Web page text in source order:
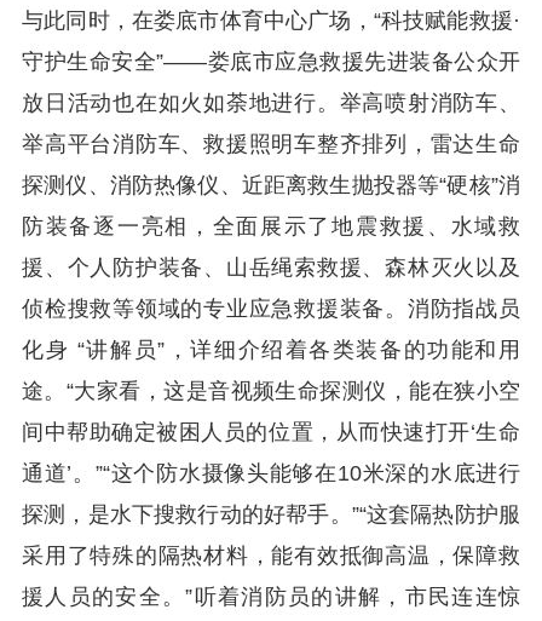
与此同时，在娄底市体育中心广场，“科技赋能救援·
守护生命安全”——娄底市应急救援先进装备公众开
放日活动也在如火如荼地进行。举高喷射消防车、
举高平台消防车、救援照明车整齐排列，雷达生命
探测仪、消防热像仪、近距离救生抛投器等“硬核”消
防装备逐一亮相，全面展示了地震救援、水域救
援、个人防护装备、山岳绳索救援、森林灭火以及
侦检搜救等领域的专业应急救援装备。 消防指战员
化身 “讲解员”，详细介绍着各类装备的功能和用
途。“大家看，这是音视频生命探测仪，能在狭小空
间中帮助确定被困人员的位置，从而快速打开‘生命
通道’。”“这个防水摄像头能够在10米深的水底进行
探测，是水下搜救行动的好帮手。”“这套隔热防护服
采用了特殊的隔热材料，能有效抵御高温，保障救
援人员的安全。”听着消防员的讲解，市民连连惊